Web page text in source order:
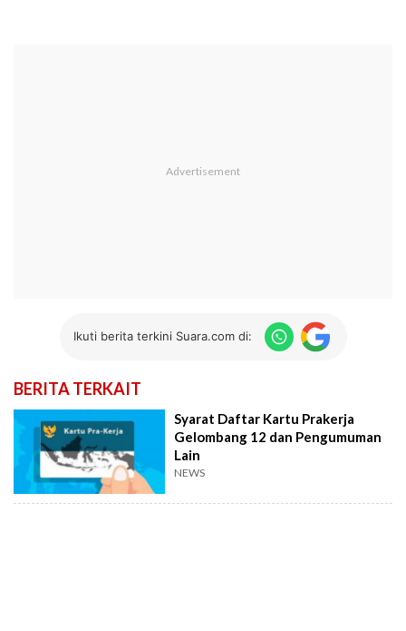
Ikuti berita terkini Suara.com di:
BERITA TERKAIT
Syarat Daftar Kartu Prakerja
Gelombang 12 dan Pengumuman
Lain
NEWS